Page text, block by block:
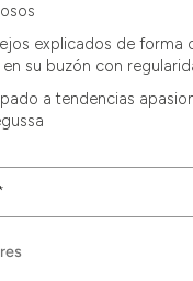
explicados de forma
su buzón con
a tendencias